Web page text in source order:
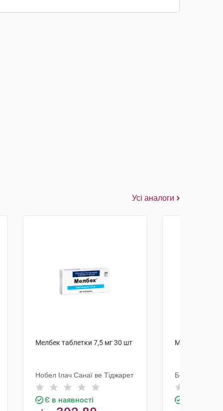
Усі аналоги
Мелбек таблетки 7,5 мг 30 шт
Нобел Ілач Санаї ве Тіджарет
Є в наявності
Моваліс
Берінгер